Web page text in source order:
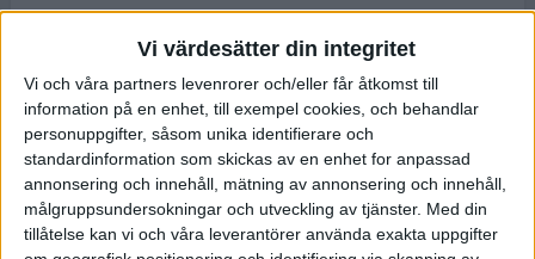
Vi värdesätter din integritet
Vi och våra partners levenrorer och/eller får åtkomst till
information på en enhet, till exempel cookies, och behandlar
personuppgifter, såsom unika identifierare och
standardinformation som skickas av en enhet for anpassad
annonsering och innehåll, mätning av annonsering och innehåll,
målgruppsundersokningar och utveckling av tjänster. Med din
tillåtelse kan vi och våra leverantörer använda exakta uppgifter
Norrlänningar firade semester i
Strängnäs
28 jun 1998
Maratonlöparna bäst i Trosa